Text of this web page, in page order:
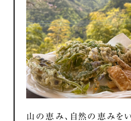
山の恵み、自然の恵みをい